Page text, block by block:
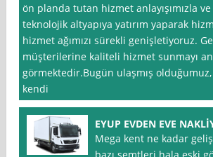
ön planda tutan hizmet anlayışımızla
teknolojik altyapıya yatırım yaparak
hizmet ağımızı sürekli genişletiyoruz.
müşterilerine kaliteli hizmet sunmayı
görmektedir.Bugün ulaşmış
kendi
EYUP EVDEN EVE
Mega kent ne kadar